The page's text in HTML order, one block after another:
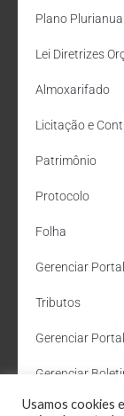
Plano Plurianual
Lei Diretrizes
Almoxarifado
Licitação e
Patrimônio
Protocolo
Folha
Gerenciar
Tributos
Gerenciar
Gerenciar
Departamento
Usamos cookies